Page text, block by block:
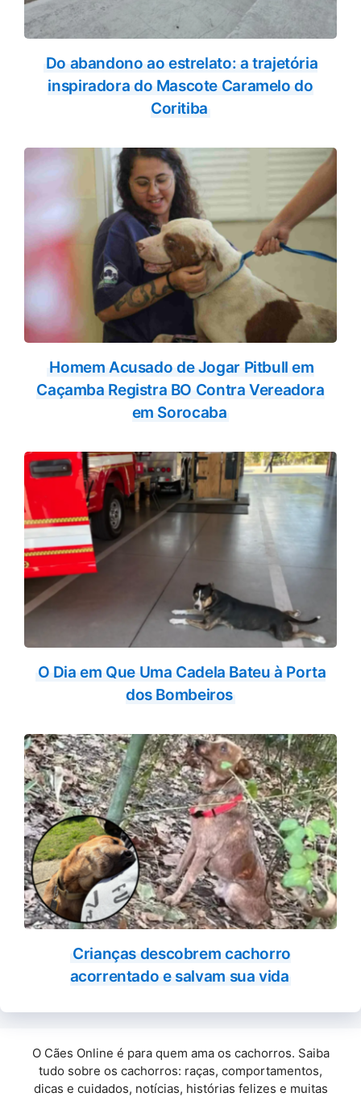
Do abandono ao estrelato: a trajetória
inspiradora do Mascote Caramelo do
Coritiba
Homem Acusado de Jogar Pitbull em
Caçamba Registra BO Contra Vereadora
em Sorocaba
O Dia em Que Uma Cadela Bateu à Porta
dos Bombeiros
Crianças descobrem cachorro
acorrentado e salvam sua vida
O Cães Online é para quem ama os cachorros. Saiba
tudo sobre os cachorros: raças, comportamentos,
dicas e cuidados, notícias, histórias felizes e muitas